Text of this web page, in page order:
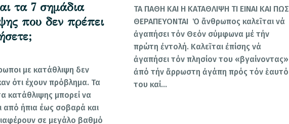
τα 7 σημάδια
που δεν πρέπει
με κατάθλιψη δεν
ότι έχουν πρόβλημα. Τα
κατάθλιψης μπορεί να
από ήπια έως σοβαρά και
σε μεγάλο βαθμό
ΤΑ ΠΑΘΗ ΚΑΙ Η ΚΑΤΑΘΛΙΨΗ ΤΙ ΕΙΝΑΙ ΚΑΙ ΠΩΣ
ΘΕΡΑΠΕΥΟΝΤΑΙ Ὁ ἄνθρωπος καλεῖται νά
ἀγαπήσει τόν Θεόν σύμφωνα μέ τήν
πρώτη ἐντολή. Καλεῖται ἐπίσης νά
ἀγαπήσει τόν πλησίον του «βγαίνοντας»
ἀπό τήν ἄρρωστη ἀγάπη πρός τόν ἑαυτό
του καί…